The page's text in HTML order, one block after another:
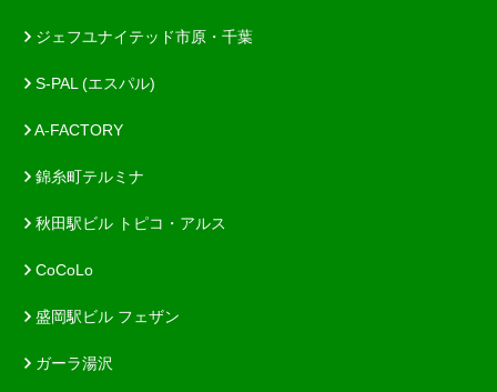
ジェフユナイテッド市原・千葉
S-PAL (エスパル)
A-FACTORY
錦糸町テルミナ
秋田駅ビル トピコ・アルス
CoCoLo
盛岡駅ビル フェザン
ガーラ湯沢